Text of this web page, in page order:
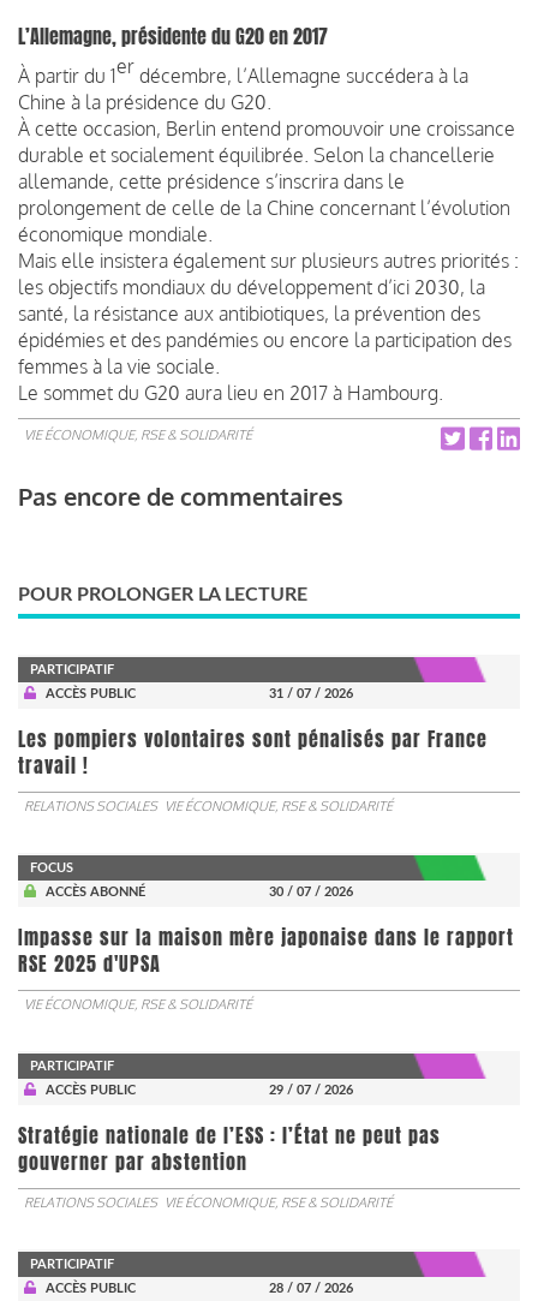
L’Allemagne, présidente du G20 en 2017
À partir du 1er décembre, l’Allemagne succédera à la
Chine à la présidence du G20.
À cette occasion, Berlin entend promouvoir une croissance
durable et socialement équilibrée. Selon la chancellerie
allemande, cette présidence s’inscrira dans le
prolongement de celle de la Chine concernant l’évolution
économique mondiale.
Mais elle insistera également sur plusieurs autres priorités :
les objectifs mondiaux du développement d’ici 2030, la
santé, la résistance aux antibiotiques, la prévention des
épidémies et des pandémies ou encore la participation des
femmes à la vie sociale.
Le sommet du G20 aura lieu en 2017 à Hambourg.
VIE ÉCONOMIQUE, RSE & SOLIDARITÉ
Pas encore de commentaires
POUR PROLONGER LA LECTURE
PARTICIPATIF
ACCÈS PUBLIC
31 / 07 / 2026
Les pompiers volontaires sont pénalisés par France
travail !
RELATIONS SOCIALES VIE ÉCONOMIQUE, RSE & SOLIDARITÉ
FOCUS
ACCÈS ABONNÉ
30 / 07 / 2026
Impasse sur la maison mère japonaise dans le rapport
RSE 2025 d'UPSA
VIE ÉCONOMIQUE, RSE & SOLIDARITÉ
PARTICIPATIF
ACCÈS PUBLIC
29 / 07 / 2026
Stratégie nationale de l’ESS : l’État ne peut pas
gouverner par abstention
RELATIONS SOCIALES VIE ÉCONOMIQUE, RSE & SOLIDARITÉ
PARTICIPATIF
ACCÈS PUBLIC
28 / 07 / 2026